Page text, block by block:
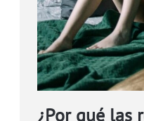
¿Por qué las